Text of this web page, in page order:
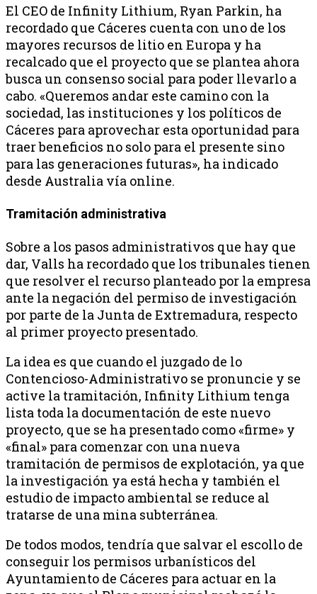
El CEO de Infinity Lithium, Ryan Parkin, ha
recordado que Cáceres cuenta con uno de los
mayores recursos de litio en Europa y ha
recalcado que el proyecto que se plantea ahora
busca un consenso social para poder llevarlo a
cabo. «Queremos andar este camino con la
sociedad, las instituciones y los políticos de
Cáceres para aprovechar esta oportunidad para
traer beneficios no solo para el presente sino
para las generaciones futuras», ha indicado
desde Australia vía online.
Tramitación administrativa
Sobre a los pasos administrativos que hay que
dar, Valls ha recordado que los tribunales tienen
que resolver el recurso planteado por la empresa
ante la negación del permiso de investigación
por parte de la Junta de Extremadura, respecto
al primer proyecto presentado.
La idea es que cuando el juzgado de lo
Contencioso-Administrativo se pronuncie y se
active la tramitación, Infinity Lithium tenga
lista toda la documentación de este nuevo
proyecto, que se ha presentado como «firme» y
«final» para comenzar con una nueva
tramitación de permisos de explotación, ya que
la investigación ya está hecha y también el
estudio de impacto ambiental se reduce al
tratarse de una mina subterránea.
De todos modos, tendría que salvar el escollo de
conseguir los permisos urbanísticos del
Ayuntamiento de Cáceres para actuar en la